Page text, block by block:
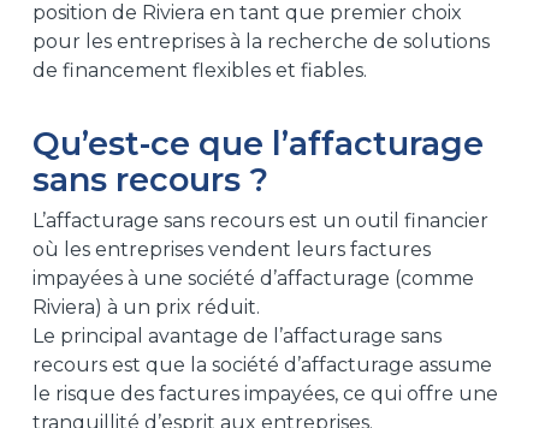
position de Riviera en tant que premier choix
pour les entreprises à la recherche de solutions
de financement flexibles et fiables.
Qu’est-ce que l’affacturage
sans recours ?
L’affacturage sans recours est un outil financier
où les entreprises vendent leurs factures
impayées à une société d’affacturage (comme
Riviera) à un prix réduit.
Le principal avantage de l’affacturage sans
recours est que la société d’affacturage assume
le risque des factures impayées, ce qui offre une
tranquillité d’esprit aux entreprises.